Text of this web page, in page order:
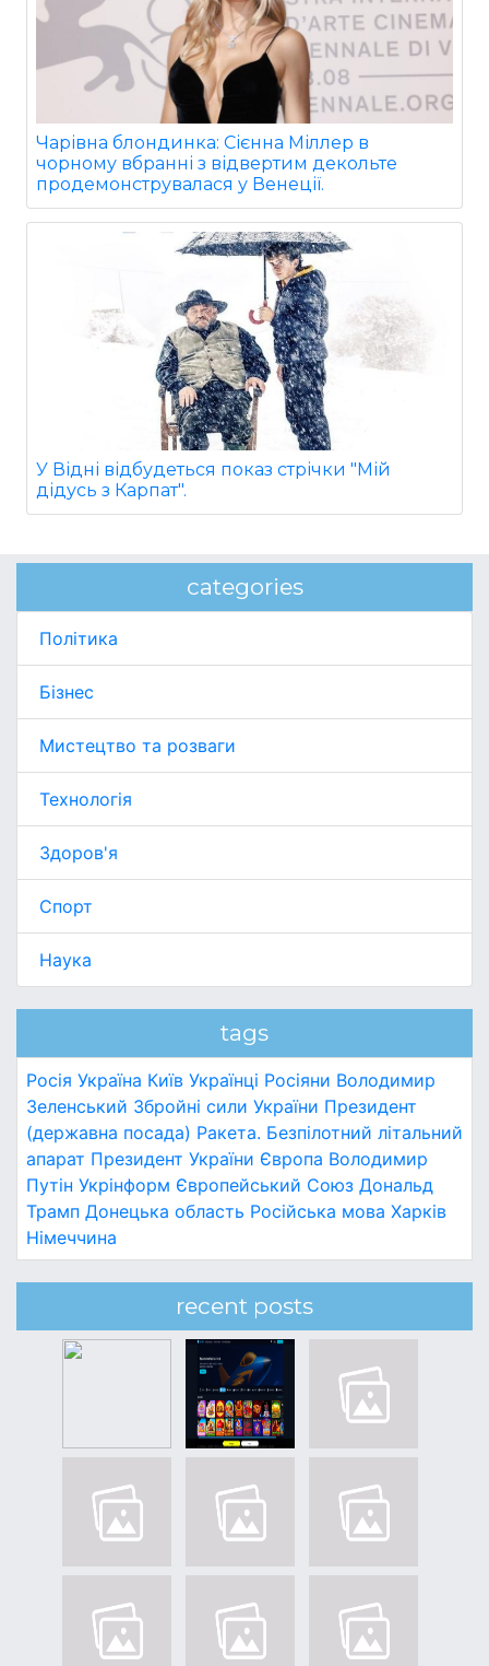
Чарівна блондинка: Сієнна Міллер в
чорному вбранні з відвертим декольте
продемонструвалася у Венеції.
У Відні відбудеться показ стрічки "Мій
дідусь з Карпат".
categories
Політика
Бізнес
Мистецтво та розваги
Технологія
Здоров'я
Спорт
Наука
tags
Росія Україна Київ Українці Росіяни Володимир
Зеленський Збройні сили України Президент
(державна посада) Ракета. Безпілотний літальний
апарат Президент України Європа Володимир
Путін Укрінформ Європейський Союз Дональд
Трамп Донецька область Російська мова Харків
Німеччина
recent posts